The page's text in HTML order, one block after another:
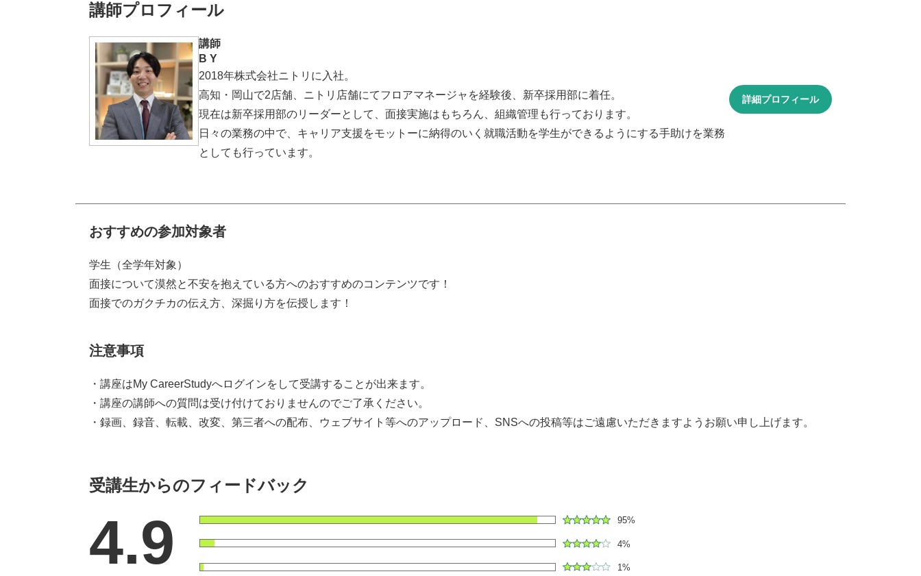
講師プロフィール
講師
B Y
2018年株式会社ニトリに入社。
高知・岡山で2店舗、ニトリ店舗にてフロアマネージャを経験後、新卒採用部に着任。
現在は新卒採用部のリーダーとして、面接実施はもちろん、組織管理も行っております。
日々の業務の中で、キャリア支援をモットーに納得のいく就職活動を学生ができるようにする手助けを業務
としても行っています。
詳細プロフィール
おすすめの参加対象者
学生（全学年対象）
面接について漠然と不安を抱えている方へのおすすめのコンテンツです！
面接でのガクチカの伝え方、深掘り方を伝授します！
注意事項
・講座はMy CareerStudyへログインをして受講することが出来ます。
・講座の講師への質問は受け付けておりませんのでご了承ください。
・録画、録音、転載、改変、第三者への配布、ウェブサイト等へのアップロード、SNSへの投稿等はご遠慮いただきますようお願い申し上げます。
受講生からのフィードバック
4.9 95%
4%
1%